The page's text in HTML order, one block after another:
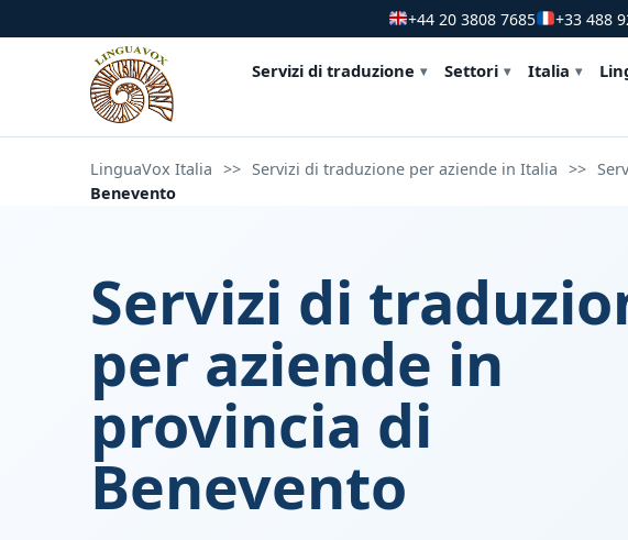
+44 20 3808 7685 +33 488
Servizi di traduzione Settori Italia
LinguaVox Italia >> Servizi di traduzione per aziende in Italia >>
Benevento
Servizi di
per aziende in
provincia di
Benevento